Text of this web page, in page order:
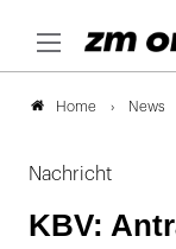
Home News
Nachricht
KBV: